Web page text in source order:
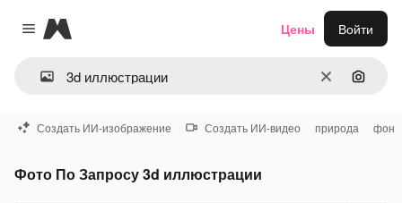
Close menu
Magnific
ОчиститьПоиск
Цены Войти
Создать ИИ-изображение Создать ИИ-видео природа фон
Фото По Запросу 3d иллюстрации